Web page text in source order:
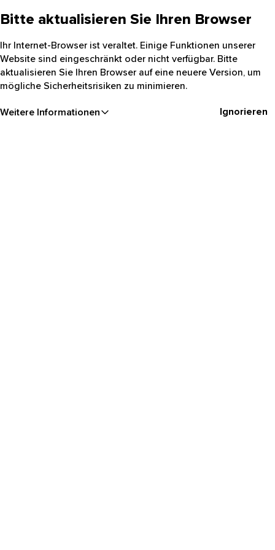
Bitte aktualisieren Sie Ihren Browser
Ihr Internet-Browser ist veraltet. Einige Funktionen unserer
Website sind eingeschränkt oder nicht verfügbar. Bitte
aktualisieren Sie Ihren Browser auf eine neuere Version, um
mögliche Sicherheitsrisiken zu minimieren.
Weitere Informationen Ignorieren